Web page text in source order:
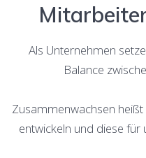
Als Unternehmen
Balance
Zusammenwachsen
entwickeln und diese für